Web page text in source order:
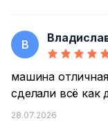
В
машина
сделали всё как
28.07.2026